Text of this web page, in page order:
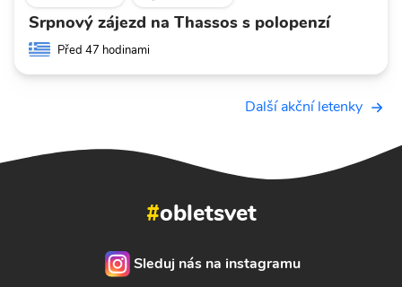
Srpnový zájezd na Thassos s polopenzí
Před 47 hodinami
Další akční letenky
#obletsvet
Sleduj nás na instagramu